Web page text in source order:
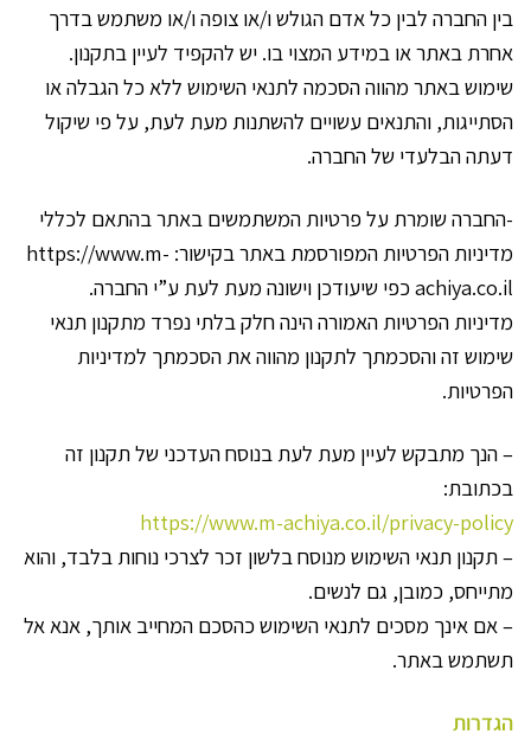
בין החברה לבין כל אדם הגולש ו/או צופה ו/או משתמש בדרך
אחרת באתר או במידע המצוי בו. יש להקפיד לעיין בתקנון.
שימוש באתר מהווה הסכמה לתנאי השימוש ללא כל הגבלה או
הסתייגות, והתנאים עשויים להשתנות מעת לעת, על פי שיקול
דעתה הבלעדי של החברה.
-החברה שומרת על פרטיות המשתמשים באתר בהתאם לכללי
מדיניות הפרטיות המפורסמת באתר בקישור: https://www.m-
achiya.co.il כפי שיעודכן וישונה מעת לעת ע”י החברה.
מדיניות הפרטיות האמורה הינה חלק בלתי נפרד מתקנון תנאי
שימוש זה והסכמתך לתקנון מהווה את הסכמתך למדיניות
הפרטיות.
– הנך מתבקש לעיין מעת לעת בנוסח העדכני של תקנון זה
בכתובת:
https://www.m-achiya.co.il/privacy-policy
– תקנון תנאי השימוש מנוסח בלשון זכר לצרכי נוחות בלבד, והוא
מתייחס, כמובן, גם לנשים.
– אם אינך מסכים לתנאי השימוש כהסכם המחייב אותך, אנא אל
תשתמש באתר.
הגדרות